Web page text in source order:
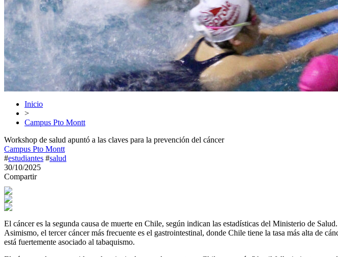
Inicio
>
Campus Pto Montt
Workshop de salud apuntó a las claves para la prevención del cáncer
Campus Pto Montt
#estudiantes #salud
30/10/2025
Compartir
El cáncer es la segunda causa de muerte en Chile, según indican las estadísticas del Ministerio de
Asimismo, el tercer cáncer más frecuente es el gastrointestinal, donde Chile tiene la tasa más alta de
está fuertemente asociado al tabaquismo.